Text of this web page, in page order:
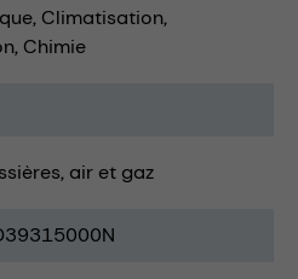
Climatisation,
Chimie
air et gaz